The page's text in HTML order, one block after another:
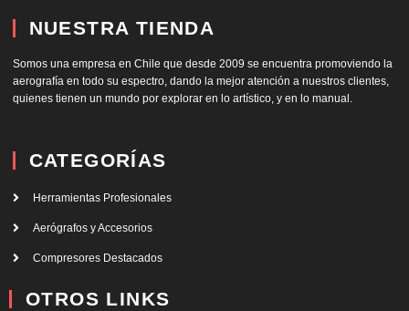
NUESTRA TIENDA
Somos una empresa en Chile que desde 2009 se encuentra promoviendo la
aerografía en todo su espectro, dando la mejor atención a nuestros clientes,
quienes tienen un mundo por explorar en lo artístico, y en lo manual.
CATEGORÍAS
Herramientas Profesionales
Aerógrafos y Accesorios
Compresores Destacados
OTROS LINKS